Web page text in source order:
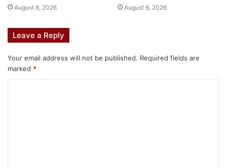
August 8, 2026 August 8, 2026
Leave a Reply
Your email address will not be published. Required fields are
marked *